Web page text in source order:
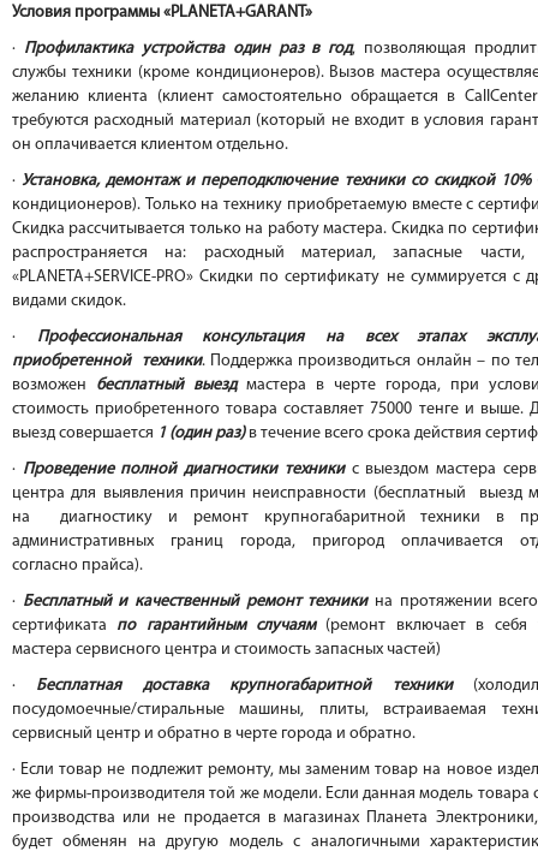
Условия программы «PLANETA+GARANT»
· Профилактика устройства один раз в год, позволяющая
службы техники (кроме кондиционеров). Вызов мастера
желанию клиента (клиент самостоятельно обращается в
требуются расходный материал (который не входит в условия
он оплачивается клиентом отдельно.
·Установка, демонтаж и переподключение техники со скидкой 10%
кондиционеров). Только на технику приобретаемую вместе с
Скидка рассчитывается только на работу мастера. Скидка по
распространяется на: расходный материал, запасные части,
«PLANETA+SERVICE-PRO» Скидки по сертификату не суммируется с
видами скидок.
· Профессиональная консультация на всех этапах
приобретенной техники. Поддержка производиться онлайн – по
возможен бесплатный выездмастера в черте города, при
стоимость приобретенного товара составляет 75000 тенге и выше.
выезд совершается 1 (один раз)в течение всего срока действия
· Проведение полной диагностики техникис выездом мастера
центра для выявления причин неисправности (бесплатный выезд
на диагностику и ремонт крупногабаритной техники в
административных границ города, пригород оплачивается
согласно прайса).
· Бесплатный и качественный ремонт техникина протяжении
сертификата по гарантийным случаям(ремонт включает в себя
мастера сервисного центра и стоимость запасных частей)
· Бесплатная доставка крупногабаритной техники
посудомоечные/стиральные машины, плиты, встраиваемая
сервисный центр и обратно в черте города и обратно.
· Если товар не подлежит ремонту, мы заменим товар на новое
же фирмы-производителя той же модели. Если данная модель товара
производства или не продается в магазинах Планета
будет обменян на другую модель с аналогичными